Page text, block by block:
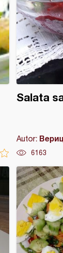
Salata
Autor:
6163